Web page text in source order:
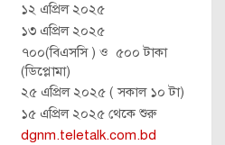
১২ এপ্রিল ২০২৫
১৩ এপ্রিল ২০২৫
৭০০(বিএসসি ) ও ৫০০ টাকা
(ডিপ্লোমা)
২৫ এপ্রিল ২০২৫ ( সকাল ১০ টা)
১৫ এপ্রিল ২০২৫ থেকে শুরু
dgnm.teletalk.com.bd